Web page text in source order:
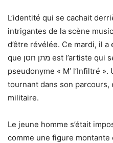
L’identité qui se cachait
intrigantes de la scène
d’être révélée. Ce mardi, il
que מתן חסן est l’artiste qui se dissimulait sous le
pseudonyme « M’ l’Infiltré
tournant dans son
militaire.
Le jeune homme s’était
comme une figure